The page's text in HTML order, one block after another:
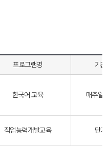
프로그램명 기간
한국어 교육 매주일
직업능력개발교육 단기